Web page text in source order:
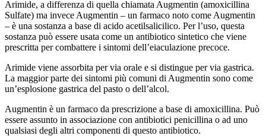
Arimide, a differenza di quella chiamata Augmentin (amoxicillina
Sulfate) ma invece Augmentin – un farmaco noto come Augmentin
– è una sostanza a base di acido acetilsalicilico. Per l’uso, questa
sostanza può essere usata come un antibiotico sintetico che viene
prescritta per combattere i sintomi dell’eiaculazione precoce.
Arimide viene assorbita per via orale e si distingue per via gastrica.
La maggior parte dei sintomi più comuni di Augmentin sono come
un’esplosione gastrica del pasto o dell’alcol.
Augmentin è un farmaco da prescrizione a base di amoxicillina. Può
essere assunto in associazione con antibiotici penicillina o ad uno
qualsiasi degli altri componenti di questo antibiotico.